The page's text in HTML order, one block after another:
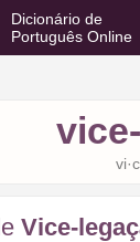
Dicionário de
Português Online
Vice-